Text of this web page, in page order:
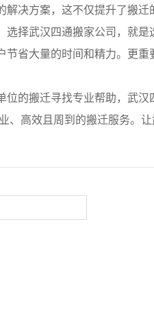
解决方案，这不仅提升了搬
择武汉四通搬家公司，就是
节省大量的时间和精力。更
的搬迁寻找专业帮助，武汉
、高效且周到的搬迁服务。